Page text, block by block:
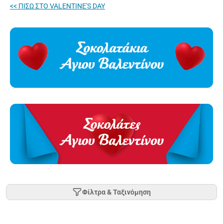
<< ΠΙΣΩ ΣΤO VALENTINE'S DAY
Φίλτρα & Ταξινόμηση